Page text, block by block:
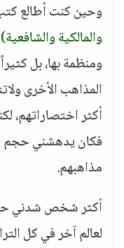
وحين كنت أطالع
والمالكية والشافعية)
ومنظمة بها، بل
المذاهب الأخرى
أكثر اختصاراتهم،
فكان يدهشني حجم
مذاهبهم.
أكثر شخص شدني
لعالم آخر في كل